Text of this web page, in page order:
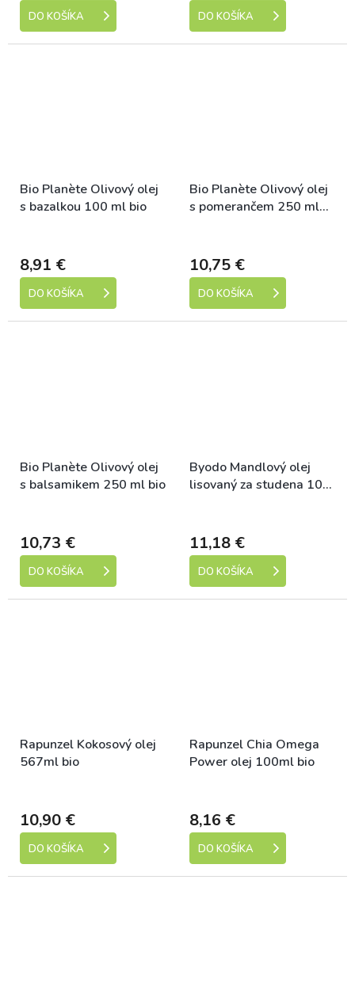
DO KOŠÍKA DO KOŠÍKA
Bio Planète Olivový olej
s bazalkou 100 ml bio
8,91 €
DO KOŠÍKA
Bio Planète Olivový olej
s pomerančem 250 ml
10,75 €
DO KOŠÍKA
Bio Planète Olivový olej
s balsamikem 250 ml bio
10,73 €
DO KOŠÍKA
Byodo Mandlový olej
lisovaný za studena 100
11,18 €
DO KOŠÍKA
Rapunzel Kokosový olej
567ml bio
10,90 €
DO KOŠÍKA
Rapunzel Chia Omega
Power olej 100ml bio
8,16 €
DO KOŠÍKA